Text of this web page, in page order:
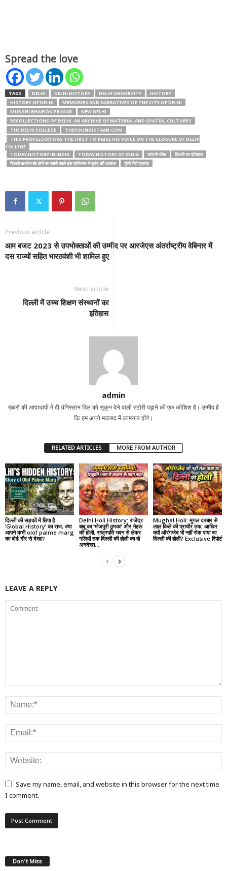
Spread the love
TAGS DELHI DELHI HISTORY DELHI UNIVERSITY
HISTORY
HISTORY OF DELHI
MEMORIES AND NARRATIVES OF THE CITY OF DELHI
MUNSHI BHAIRON PRASAD
NEW DELHI
RECOLLECTIONS OF DELHI: AN ARCHIVE OF MATERIAL AND SPATIAL CULTURES
THE DELHI COLLEGE
THEYOUNGISTAAN.COM
THIS PROFESSOR WAS THE FIRST TO RAISE HIS VOICE ON THE CLOSURE OF DELHI
COLLEGE
TODAY HISTORY IN INDIA
TODAY HISTORY OF INDIA चांदनी चौक
दिल्ली का इतिहास
दिल्ली कालेज बंद होने पर सबसे पहले इस प्रोफेसर ने बुलंद की आवाज
मुंशी भैरों प्रसाद
Previous article
आम बजट 2023 से उपभोक्ताओं की उम्मीद पर आरजेएस अंतर्राष्ट्रीय वेबिनार में
दस राज्यों सहित भारतवंशी भी शामिल हुए
Next article
दिल्ली में उच्च शिक्षण संस्थानों का
इतिहास
admin
खबरों की आपाधापी में दी यंगिस्तान दिल को सुकून देने वाली स्टोरी पढ़ाने की एक कोशिश है। उम्मीद है
कि हम अपने मकसद में कामयाब होंगे।
RELATED ARTICLES MORE FROM AUTHOR
दिल्ली की सड़कों में छिपा है
‘Global History’ का राज, क्या
आपने कभी olof palme marg
का बोर्ड गौर से देखा?
Delhi Holi History: राजेंद्र
बाबू का ‘भोजपुरी ठुमका’ और नेहरू
की होली, राष्ट्रपति भवन से लेकर
गलियों तक दिल्ली की होली का वो
अनदेखा...
Mughal Holi: मुगल दरबार से
लाल किले की प्राचीर तक, आखिर
क्यों औरंगजेब भी नहीं रोक पाया था
दिल्ली की होली? Exclusive रिपोर्ट
LEAVE A REPLY
Save my name, email, and website in this browser for the next time
I comment.
Don't Miss